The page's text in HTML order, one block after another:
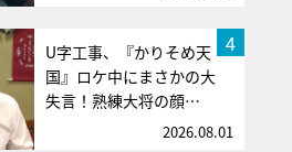
4
U字工事、『かりそめ天
国』ロケ中にまさかの大
失言！熟練大将の顔…
2026.08.01